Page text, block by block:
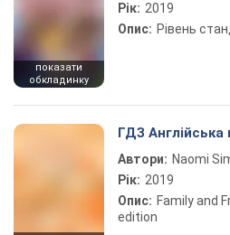
показати
обкладинку
Рік: 2019
Опис: Рівень
ГДЗ Англійська
Автори: Naomi
Рік: 2019
Опис: Family and
edition